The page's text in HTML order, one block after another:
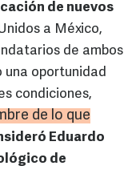
de nuevos
a México,
de ambos
una oportunidad
condiciones,
de lo que
Eduardo
de